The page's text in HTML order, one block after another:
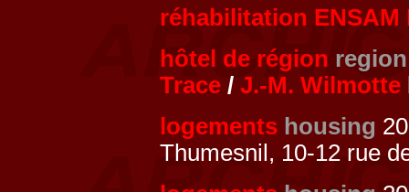
réhabilitation ENSAM
hôtel de région
Trace / J.-M. Wilmotte
logements housing
Thumesnil, 10-12 rue